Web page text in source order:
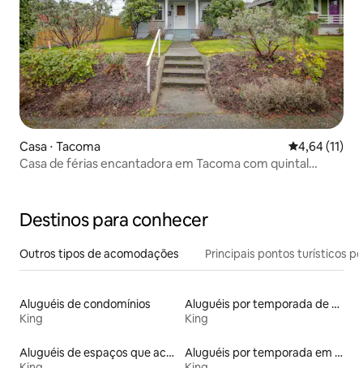
Casa ⋅ Tacoma 4,64 de uma
4,64 (11)
Casa de férias encantadora em Tacoma com quintal
Destinos para conhecer
Outros tipos de acomodações Principais pontos turísticos
Aluguéis de condomínios
King
Aluguéis por temporada de acomodações de luxo
King
Aluguéis de espaços que aceitam animais de estimação
Aluguéis por temporada em albergue